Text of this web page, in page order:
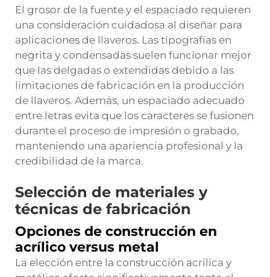
El grosor de la fuente y el espaciado requieren
una consideración cuidadosa al diseñar para
aplicaciones de llaveros. Las tipografías en
negrita y condensadas suelen funcionar mejor
que las delgadas o extendidas debido a las
limitaciones de fabricación en la producción
de llaveros. Además, un espaciado adecuado
entre letras evita que los caracteres se fusionen
durante el proceso de impresión o grabado,
manteniendo una apariencia profesional y la
credibilidad de la marca.
Selección de materiales y
técnicas de fabricación
Opciones de construcción en
acrílico versus metal
La elección entre la construcción acrílica y